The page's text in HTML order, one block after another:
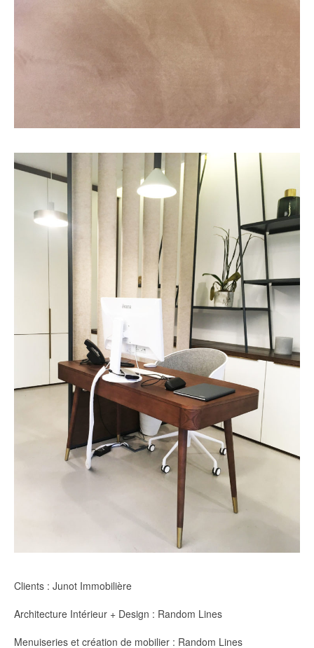
Clients : Junot Immobilière
Architecture Intérieur + Design : Random Lines
Menuiseries et création de mobilier : Random Lines